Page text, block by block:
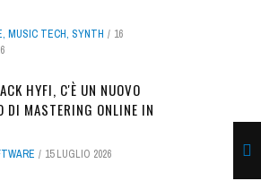
, MUSIC TECH, SYNTH
16
HYFI, C'È UN NUOVO
DI MASTERING ONLINE IN
15 LUGLIO 2026